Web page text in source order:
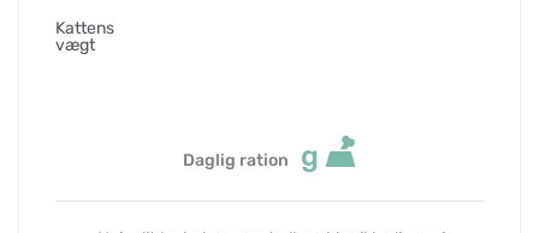
Kattens
vægt
Daglig ration g